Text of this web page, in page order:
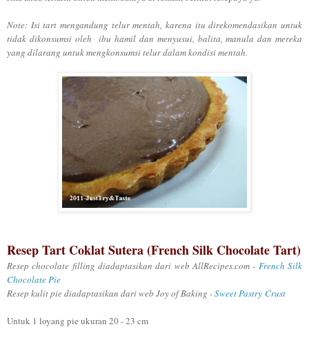
Note: Isi tart mengandung telur mentah, karena itu direkomendasikan untuk
tidak dikonsumsi oleh ibu hamil dan menyusui, balita, manula dan mereka
yang dilarang untuk mengkonsumsi telur dalam kondisi mentah.
Resep Tart Coklat Sutera (French Silk Chocolate Tart)
Resep chocolate filling diadaptasikan dari web AllRecipes.com - French Silk
Chocolate Pie
Resep kulit pie diadaptasikan dari web Joy of Baking -Sweet Pastry Crust
Untuk 1 loyang pie ukuran 20 - 23 cm